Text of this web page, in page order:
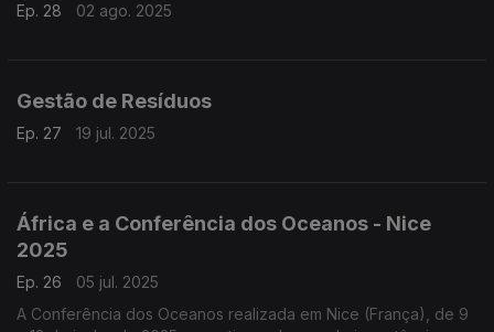
Ep. 28 02 ago. 2025
Gestão de Resíduos
Ep. 27 19 jul. 2025
África e a Conferência dos Oceanos - Nice
2025
Ep. 26
05 jul. 2025
A Conferência dos Oceanos realizada em Nice (França), de 9